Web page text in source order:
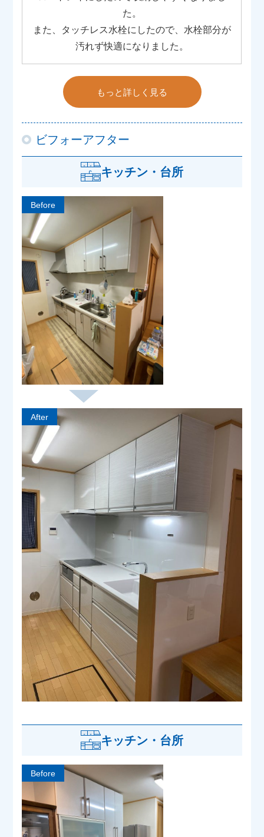
た。
また、タッチレス水栓にしたので、水栓部分が
汚れず快適になりました。
もっと詳しく見る
ビフォーアフター
キッチン・台所
Before
After
キッチン・台所
Before